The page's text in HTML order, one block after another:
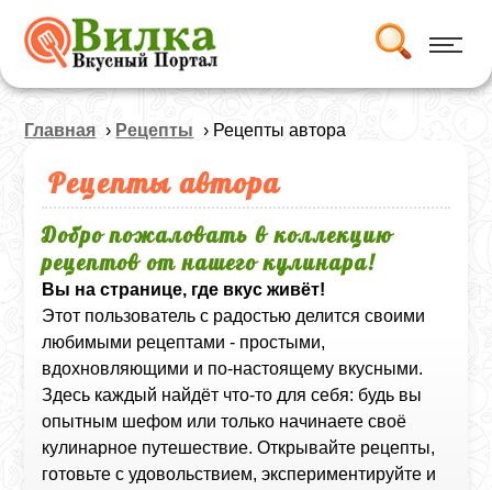
Главная › Рецепты › Рецепты автора
Рецепты автора
Добро пожаловать в коллекцию
рецептов от нашего кулинара!
Вы на странице, где вкус живёт!
Этот пользователь с радостью делится своими
любимыми рецептами - простыми,
вдохновляющими и по-настоящему вкусными.
Здесь каждый найдёт что-то для себя: будь вы
опытным шефом или только начинаете своё
кулинарное путешествие. Открывайте рецепты,
готовьте с удовольствием, экспериментируйте и